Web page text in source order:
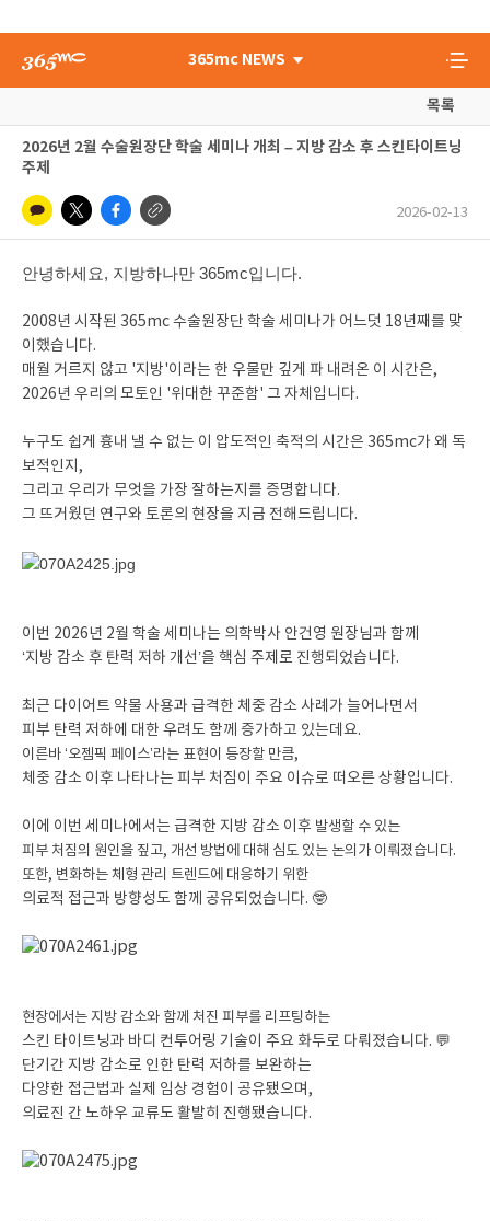
365mc NEWS
목록
2026년 2월 수술원장단 학술 세미나 개최 – 지방 감소 후 스킨타이트닝
주제
2026-02-13
안녕하세요, 지방하나만 365mc입니다.
2008년 시작된 365mc 수술원장단 학술 세미나가 어느덧 18년째를 맞
이했습니다.
매월 거르지 않고 '지방'이라는 한 우물만 깊게 파 내려온 이 시간은,
2026년 우리의 모토인 '위대한 꾸준함' 그 자체입니다.
누구도 쉽게 흉내 낼 수 없는 이 압도적인 축적의 시간은 365mc가 왜 독
보적인지,
그리고 우리가 무엇을 가장 잘하는지를 증명합니다.
그 뜨거웠던 연구와 토론의 현장을 지금 전해드립니다.
이번 2026년 2월 학술 세미나는 의학박사 안건영 원장님과 함께
‘지방 감소 후 탄력 저하 개선’을 핵심 주제로 진행되었습니다.
최근 다이어트 약물 사용과 급격한 체중 감소 사례가 늘어나면서
피부 탄력 저하에 대한 우려도 함께 증가하고 있는데요.
이른바 ‘오젬픽 페이스’라는 표현이 등장할 만큼,
체중 감소 이후 나타나는 피부 처짐이 주요 이슈로 떠오른 상황입니다.
이에 이번 세미나에서는 급격한 지방 감소 이후 발생할 수 있는
피부 처짐의 원인을 짚고, 개선 방법에 대해 심도 있는 논의가 이뤄졌습니다.
또한, 변화하는 체형 관리 트렌드에 대응하기 위한
의료적 접근과 방향성도 함께 공유되었습니다. 🤓
현장에서는 지방 감소와 함께 처진 피부를 리프팅하는
스킨 타이트닝과 바디 컨투어링 기술이 주요 화두로 다뤄졌습니다. 💬
단기간 지방 감소로 인한 탄력 저하를 보완하는
다양한 접근법과 실제 임상 경험이 공유됐으며,
의료진 간 노하우 교류도 활발히 진행됐습니다.